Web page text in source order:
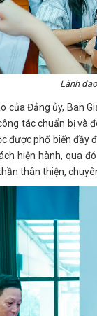
Lãnh
của Đảng ủy, Ban
tác chuẩn bị và
được phổ biến đầy
hiện hành, qua
thân thiện,